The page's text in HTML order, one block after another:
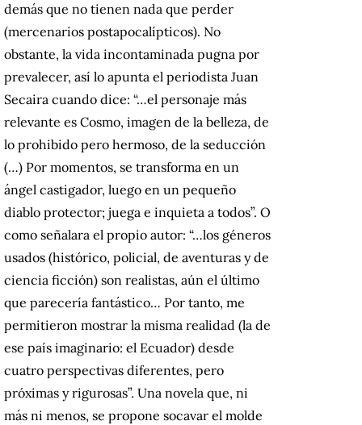
demás que no tienen nada que perder
(mercenarios postapocalípticos). No
obstante, la vida incontaminada pugna por
prevalecer, así lo apunta el periodista Juan
Secaira cuando dice: “…el personaje más
relevante es Cosmo, imagen de la belleza, de
lo prohibido pero hermoso, de la seducción
(…) Por momentos, se transforma en un
ángel castigador, luego en un pequeño
diablo protector; juega e inquieta a todos”. O
como señalara el propio autor: “…los géneros
usados (histórico, policial, de aventuras y de
ciencia ficción) son realistas, aún el último
que parecería fantástico… Por tanto, me
permitieron mostrar la misma realidad (la de
ese país imaginario: el Ecuador) desde
cuatro perspectivas diferentes, pero
próximas y rigurosas”. Una novela que, ni
más ni menos, se propone socavar el molde